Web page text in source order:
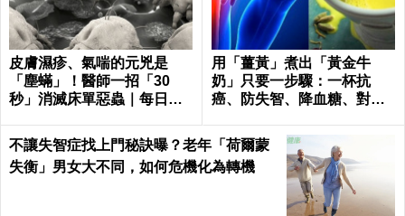
皮膚濕疹、氣喘的元兇是
「塵蟎」！醫師一招「30
秒」消滅床單惡蟲｜每日健
用「薑黃」煮出「黃金牛
奶」只要一步驟：一杯抗
癌、防失智、降血糖、對抗
不讓失智症找上門秘訣曝？老年「荷爾蒙
失衡」男女大不同，如何危機化為轉機